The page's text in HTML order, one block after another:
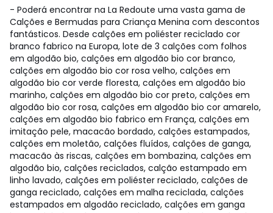
- Poderá encontrar na La Redoute uma vasta gama de
Calções e Bermudas para Criança Menina com descontos
fantásticos. Desde calções em poliéster reciclado cor
branco fabrico na Europa, lote de 3 calções com folhos
em algodão bio, calções em algodão bio cor branco,
calções em algodão bio cor rosa velho, calções em
algodão bio cor verde floresta, calções em algodão bio
marinho, calções em algodão bio cor preto, calções em
algodão bio cor rosa, calções em algodão bio cor amarelo,
calções em algodão bio fabrico em França, calções em
imitação pele, macacão bordado, calções estampados,
calções em moletão, calções fluídos, calções de ganga,
macacão às riscas, calções em bombazina, calções em
algodão bio, calções reciclados, calção estampado em
linho lavado, calções em poliéster reciclado, calções de
ganga reciclado, calções em malha reciclada, calções
estampados em algodão reciclado, calções em ganga